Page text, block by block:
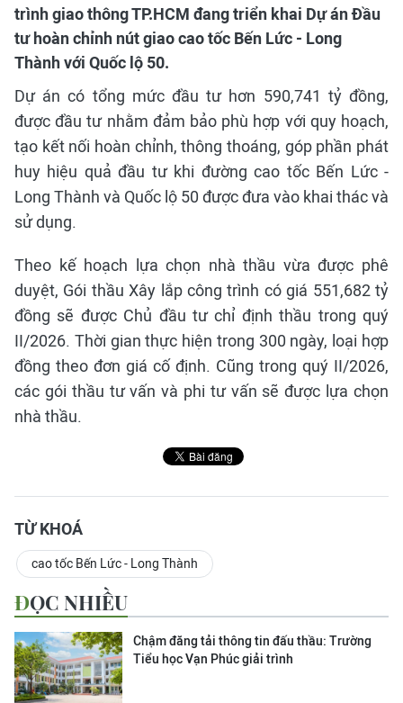
trình giao thông TP.HCM đang triển khai Dự án Đầu
tư hoàn chỉnh nút giao cao tốc Bến Lức - Long
Thành với Quốc lộ 50.
Dự án có tổng mức đầu tư hơn 590,741 tỷ đồng,
được đầu tư nhằm đảm bảo phù hợp với quy hoạch,
tạo kết nối hoàn chỉnh, thông thoáng, góp phần phát
huy hiệu quả đầu tư khi đường cao tốc Bến Lức -
Long Thành và Quốc lộ 50 được đưa vào khai thác và
sử dụng.
Theo kế hoạch lựa chọn nhà thầu vừa được phê
duyệt, Gói thầu Xây lắp công trình có giá 551,682 tỷ
đồng sẽ được Chủ đầu tư chỉ định thầu trong quý
II/2026. Thời gian thực hiện trong 300 ngày, loại hợp
đồng theo đơn giá cố định. Cũng trong quý II/2026,
các gói thầu tư vấn và phi tư vấn sẽ được lựa chọn
nhà thầu.
TỪ KHOÁ
cao tốc Bến Lức - Long Thành
ĐỌC NHIỀU
Chậm đăng tải thông tin đấu thầu: Trường
Tiểu học Vạn Phúc giải trình